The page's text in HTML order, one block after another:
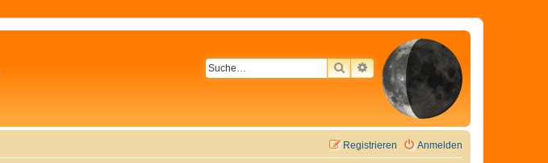
SUCHEERWEITERTE SUCHE
Anmelden
Registrieren